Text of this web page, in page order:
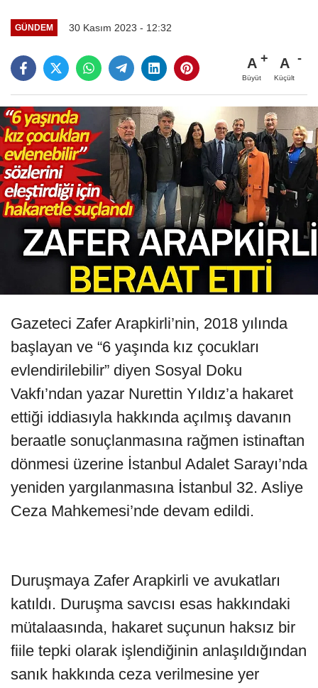
GÜNDEM 30 Kasım 2023 - 12:32
A
Büyüt
A
Küçült
Gazeteci Zafer Arapkirli’nin, 2018 yılında
başlayan ve “6 yaşında kız çocukları
evlendirilebilir” diyen Sosyal Doku
Vakfı’ndan yazar Nurettin Yıldız’a hakaret
ettiği iddiasıyla hakkında açılmış davanın
beraatle sonuçlanmasına rağmen istinaftan
dönmesi üzerine İstanbul Adalet Sarayı’nda
yeniden yargılanmasına İstanbul 32. Asliye
Ceza Mahkemesi’nde devam edildi.
Duruşmaya Zafer Arapkirli ve avukatları
katıldı. Duruşma savcısı esas hakkındaki
mütalaasında, hakaret suçunun haksız bir
fiile tepki olarak işlendiğinin anlaşıldığından
sanık hakkında ceza verilmesine yer